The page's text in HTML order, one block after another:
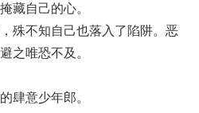
藏自己的心。
殊不知自己也落入了陷阱。恶
之唯恐不及。
肆意少年郎。